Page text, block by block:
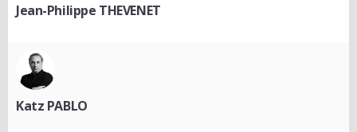
Jean-Philippe THEVENET
Katz PABLO